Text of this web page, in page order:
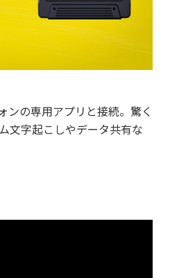
の専用アプリと接続。驚く
文字起こしやデータ共有な